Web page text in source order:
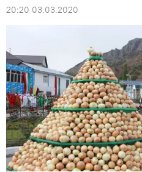
20:20 03.03.2020